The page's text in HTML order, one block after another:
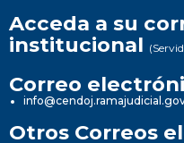
Acceda a su
institucional
Correo
Otros Correos